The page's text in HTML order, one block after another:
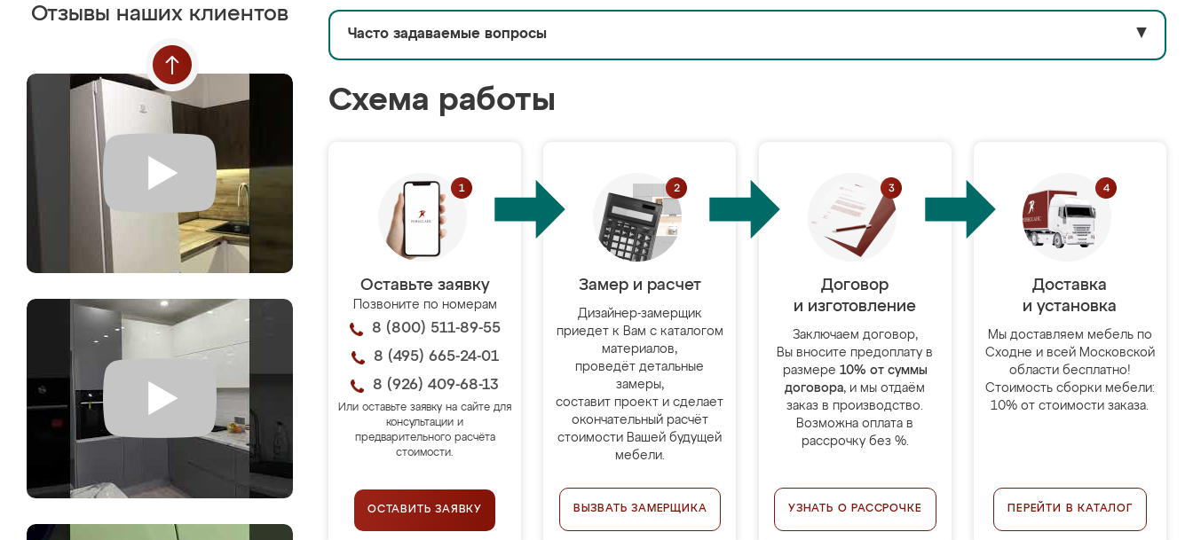
Отзывы наших клиентов
Часто задаваемые вопросы ▼
Схема работы
Оставьте заявку
Позвоните по номерам
8 (800) 511-89-55
8 (495) 665-24-01
8 (926) 409-68-13
Или оставьте заявку на сайте для
консультации и
предварительного расчёта
стоимости.
ОСТАВИТЬ ЗАЯВКУ
Замер и расчет
Дизайнер-замерщик
приедет к Вам с каталогом
материалов,
проведёт детальные
замеры,
составит проект и сделает
окончательный расчёт
стоимости Вашей будущей
мебели.
ВЫЗВАТЬ ЗАМЕРЩИКА
Договор
и изготовление
Заключаем договор,
Вы вносите предоплату в
размере 10% от суммы
договора, и мы отдаём
заказ в производство.
Возможна оплата в
рассрочку без %.
УЗНАТЬ О РАССРОЧКЕ
Доставка
и установка
Мы доставляем мебель по
Сходне и всей Московской
области бесплатно!
Стоимость сборки мебели:
10% от стоимости заказа.
ПЕРЕЙТИ В КАТАЛОГ